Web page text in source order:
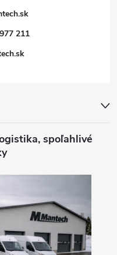
211
spoľahlivé